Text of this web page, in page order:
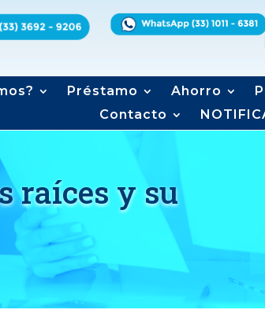
Préstamo Ahorro
Contacto
raíces y su